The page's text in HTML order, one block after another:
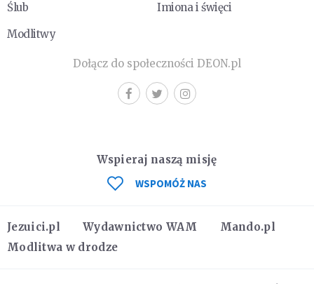
Ślub
Imiona i święci
Modlitwy
Dołącz do społeczności DEON.pl
Jezuici.pl Wydawnictwo WAM
Mando.pl
Modlitwa w drodze
Wspieraj naszą misję
WSPOMÓŻ NAS